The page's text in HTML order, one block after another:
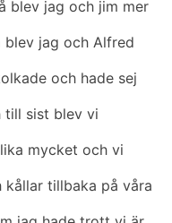
blev jag och jim mer
blev jag och Alfred
och hade sej
till sist blev vi
mycket och vi
kållar tillbaka på våra